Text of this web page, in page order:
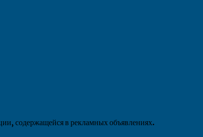
содержащейся в рекламных объявлениях.